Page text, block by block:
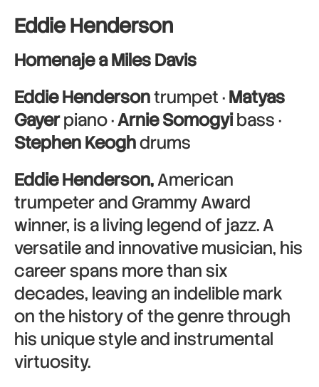
Eddie Henderson
Homenaje a Miles Davis
Eddie Hendersontrumpet ·Matyas
Gayerpiano ·Arnie Somogyibass ·
Stephen Keoghdrums
Eddie Henderson,American
trumpeter and Grammy Award
winner, is a living legend of jazz. A
versatile and innovative musician, his
career spans more than six
decades, leaving an indelible mark
on the history of the genre through
his unique style and instrumental
virtuosity.